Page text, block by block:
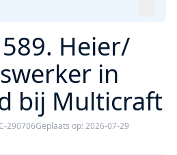
Heier/
in
bij Multicraft
290706Geplaats op: 2026-07-29